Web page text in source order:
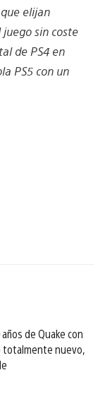
elijan
sin coste
de PS4 en
PS5 con un
de Quake con
totalmente nuevo,